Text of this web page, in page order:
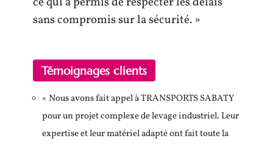
sans compromis sur la sécurité. »
Témoignages clients
« Nous avons fait appel à TRANSPORTS SABATY
pour un projet complexe de levage industriel. Leur
expertise et leur matériel adapté ont fait toute la